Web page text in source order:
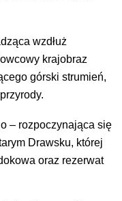
wzdłuż
krajobraz
górski strumień,
– rozpoczynająca się
Drawsku, której
oraz rezerwat